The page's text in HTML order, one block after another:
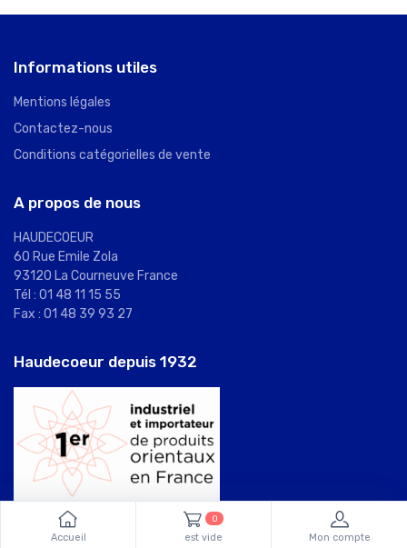
Informations utiles
Mentions légales
Contactez-nous
Conditions catégorielles de vente
A propos de nous
HAUDECOEUR
60 Rue Emile Zola
93120 La Courneuve France
Tél : 01 48 11 15 55
Fax : 01 48 39 93 27
Haudecoeur depuis 1932
Accueil
0
est vide Mon compte